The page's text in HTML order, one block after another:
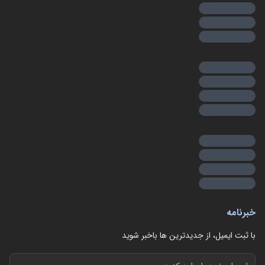
خبرنامه
با ثبت ایمیل، از جدید‌ترین ها با‌خبر شوید